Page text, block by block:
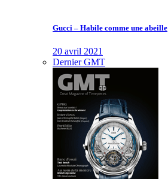
Gucci – Habile comme une abeille
20 avril 2021
Dernier GMT